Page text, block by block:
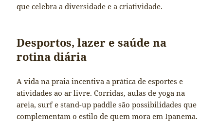
que celebra a diversidade e a criatividade.
Desportos, lazer e saúde na
rotina diária
A vida na praia incentiva a prática de esportes e
atividades ao ar livre. Corridas, aulas de yoga na
areia, surf e stand-up paddle são possibilidades que
complementam o estilo de quem mora em Ipanema.